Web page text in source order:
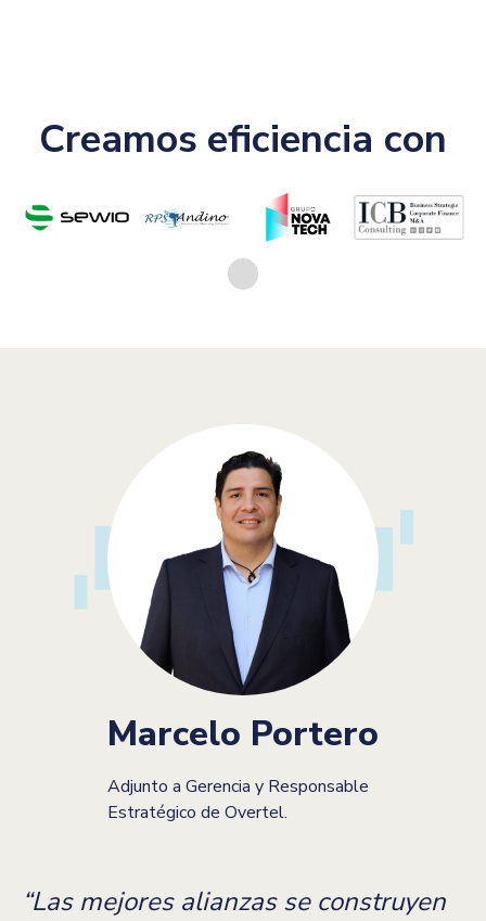
Creamos eficiencia con
Marcelo Portero
Adjunto a Gerencia y Responsable
Estratégico de Overtel.
“Las mejores alianzas se construyen